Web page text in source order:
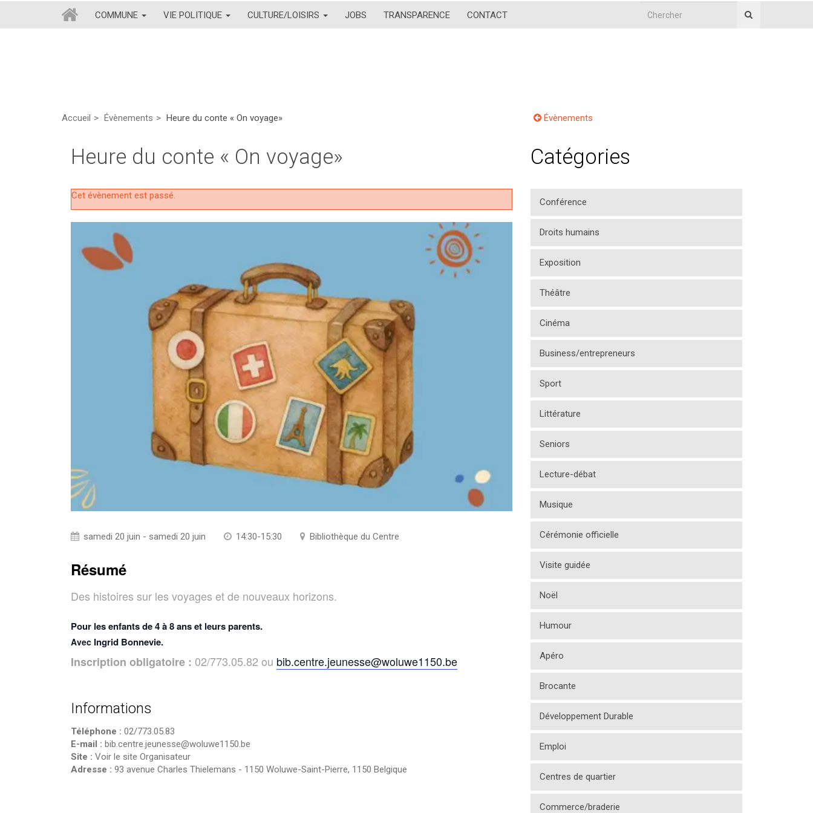
COMMUNE VIE POLITIQUE CULTURE/LOISIRS JOBS TRANSPARENCE CONTACT
Accueil Évènements Heure du conte « On voyage» Évènements
Heure du conte « On voyage»
Cet évènement est passé.
samedi 20 juin - samedi 20 juin 14:30-15:30 Bibliothèque du Centre
Résumé
Des histoires sur les voyages et de nouveaux horizons.
Pour les enfants de 4 à 8 ans et leurs parents.
Avec Ingrid Bonnevie.
Inscription obligatoire : 02/773.05.82 ou bib.centre.jeunesse@woluwe1150.be
Informations
Téléphone : 02/773.05.83
E-mail : bib.centre.jeunesse@woluwe1150.be
Site : Voir le site Organisateur
Adresse : 93 avenue Charles Thielemans - 1150 Woluwe-Saint-Pierre, 1150 Belgique
Catégories
Conférence
Droits humains
Exposition
Théâtre
Cinéma
Business/entrepreneurs
Sport
Littérature
Seniors
Lecture-débat
Musique
Cérémonie officielle
Visite guidée
Noël
Humour
Apéro
Brocante
Développement Durable
Emploi
Centres de quartier
Commerce/braderie